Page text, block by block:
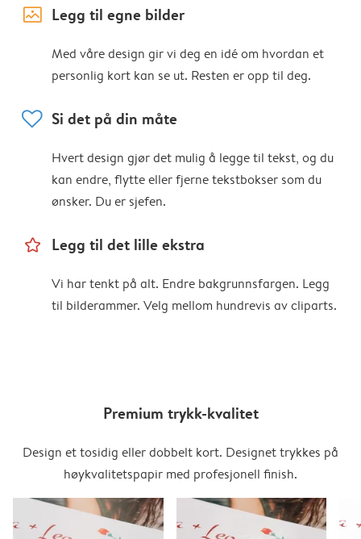
image_placeholder Legg til egne bilder
Med våre design gir vi deg en idé om hvordan et
personlig kort kan se ut. Resten er opp til deg.
heart Si det på din måte
Hvert design gjør det mulig å legge til tekst, og du
kan endre, flytte eller fjerne tekstbokser som du
ønsker. Du er sjefen.
star_outline Legg til det lille ekstra
Vi har tenkt på alt. Endre bakgrunnsfargen. Legg
til bilderammer. Velg mellom hundrevis av cliparts.
Premium trykk-kvalitet
Design et tosidig eller dobbelt kort. Designet trykkes på
høykvalitetspapir med profesjonell finish.